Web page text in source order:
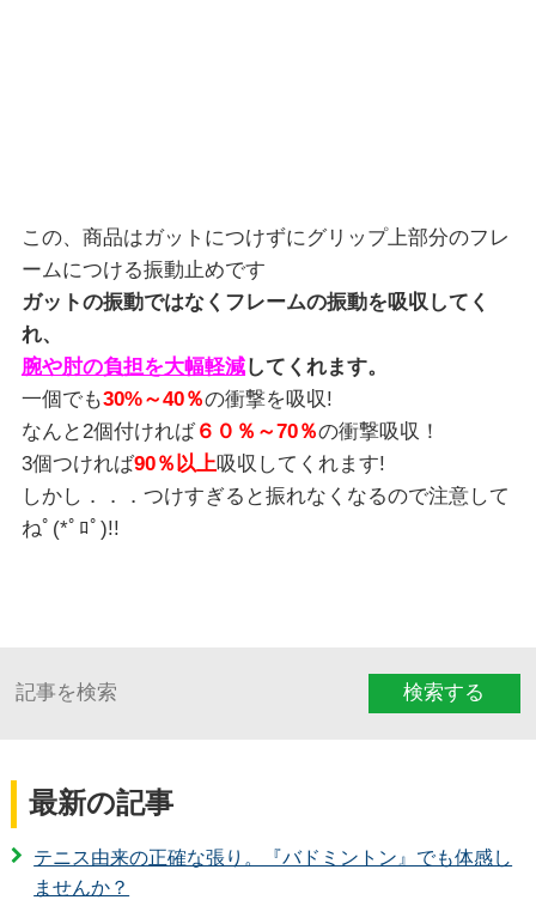
この、商品はガットにつけずにグリップ上部分のフレ
ームにつける振動止めです
ガットの振動ではなくフレームの振動を吸収してく
れ、
腕や肘の負担を大幅軽減してくれます。
一個でも30%～40％の衝撃を吸収!
なんと2個付ければ６０％～70％の衝撃吸収！
3個つければ90％以上吸収してくれます!
しかし．．．つけすぎると振れなくなるので注意して
ねﾟ(*ﾟﾛﾟ)!!
検索する
最新の記事
テニス由来の正確な張り。『バドミントン』でも体感し
ませんか？